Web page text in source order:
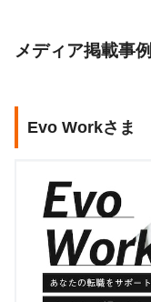
メディア掲載事例
Evo Workさま